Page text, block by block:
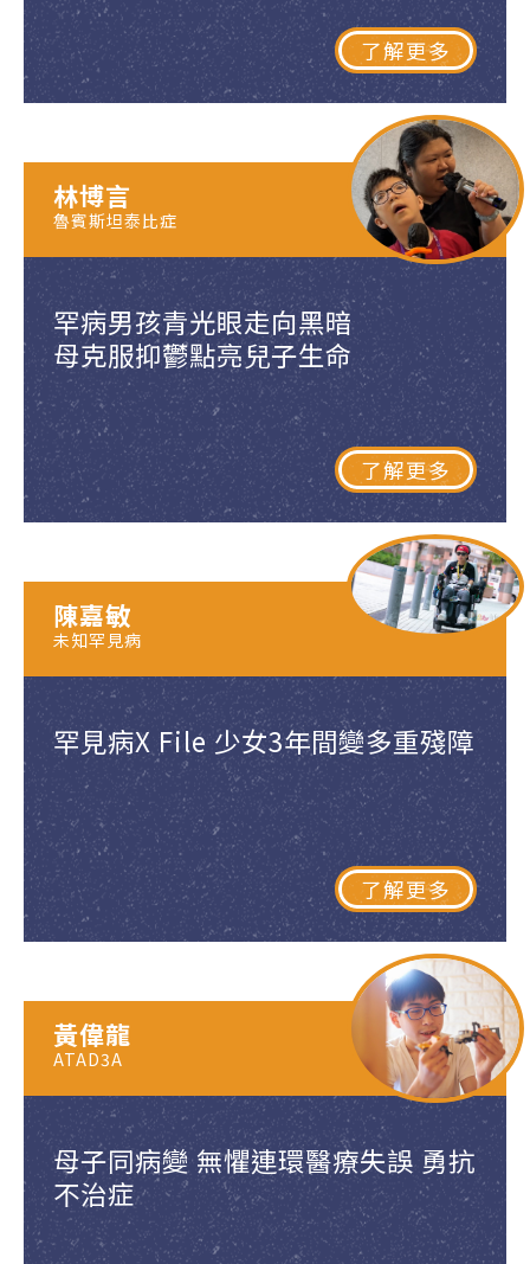
了解更多
罕病男孩青光眼走向黑暗
母克服抑鬱點亮兒子生命
了解更多
林博言
魯賓斯坦泰比症
罕見病X File 少女3年間變多重殘障
了解更多
陳嘉敏
未知罕見病
母子同病變 無懼連環醫療失誤 勇抗
不治症
黃偉龍
ATAD3A